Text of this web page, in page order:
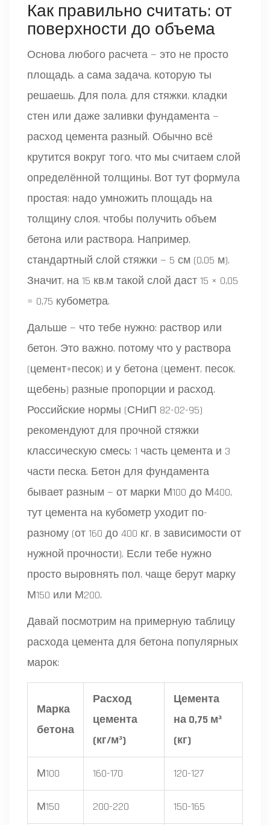
Как правильно считать: от
поверхности до объема
Основа любого расчета — это не просто
площадь, а сама задача, которую ты
решаешь. Для пола, для стяжки, кладки
стен или даже заливки фундамента —
расход цемента разный. Обычно всё
крутится вокруг того, что мы считаем слой
определённой толщины. Вот тут формула
простая: надо умножить площадь на
толщину слоя, чтобы получить объем
бетона или раствора. Например,
стандартный слой стяжки — 5 см (0,05 м).
Значит, на 15 кв.м такой слой даст 15 × 0,05
= 0,75 кубометра.
Дальше — что тебе нужно: раствор или
бетон. Это важно, потому что у раствора
(цемент+песок) и у бетона (цемент, песок,
щебень) разные пропорции и расход.
Российские нормы (СНиП 82-02-95)
рекомендуют для прочной стяжки
классическую смесь: 1 часть цемента и 3
части песка. Бетон для фундамента
бывает разным — от марки М100 до М400,
тут цемента на кубометр уходит по-
разному (от 160 до 400 кг, в зависимости от
нужной прочности). Если тебе нужно
просто выровнять пол, чаще берут марку
М150 или М200.
Давай посмотрим на примерную таблицу
расхода цемента для бетона популярных
марок:
Марка
бетона
Расход
цемента
(кг/м³)
Цемента
на 0,75 м³
(кг)
М100 160-170 120-127
М150 200-220 150-165